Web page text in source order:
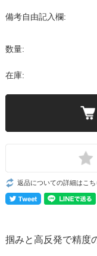
備考自由記入欄:
数量:
在庫:
返品についての詳細はこち
掴みと高反発で精度